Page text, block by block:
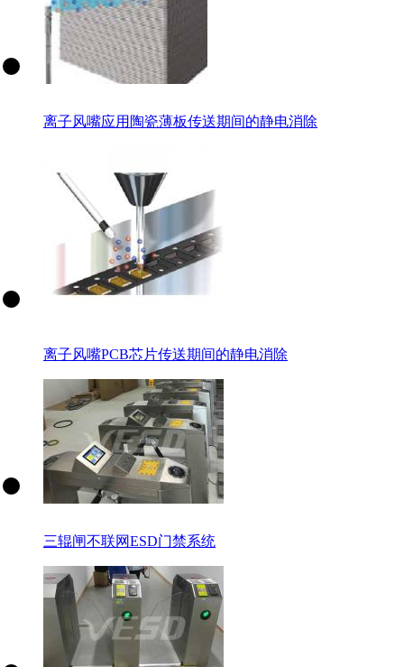
离子风嘴应用陶瓷薄板传送期间的静电消除
离子风嘴PCB芯片传送期间的静电消除
三辊闸不联网ESD门禁系统